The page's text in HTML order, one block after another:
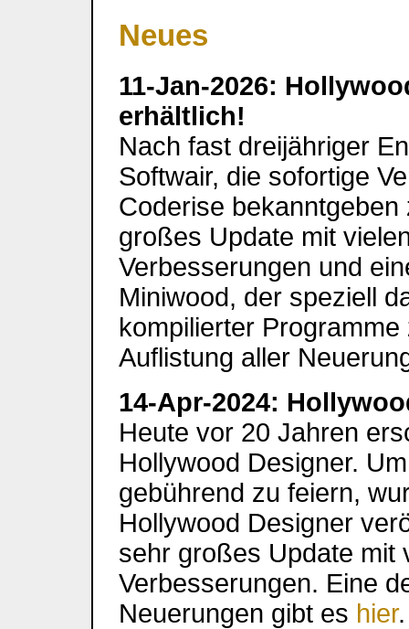
Neues
11-Jan-2026:
erhältlich!
Nach fast dreijähriger
Softwair, die sofortige
Coderise
großes Update mit
Verbesserungen und
Miniwood, der speziell
kompilierter
Auflistung aller
14-Apr-2024:
Heute vor 20 Jahren
Hollywood Designer.
gebührend zu feiern,
Hollywood Designer
sehr großes Update mit
Verbesserungen. Eine
Neuerungen gibt es hier.